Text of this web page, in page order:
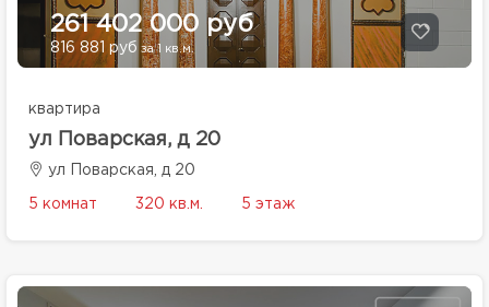
261 402 000 руб
816 881 руб за 1 кв.м.
квартира
ул Поварская, д 20
ул Поварская, д 20
5 комнат 320 кв.м. 5 этаж